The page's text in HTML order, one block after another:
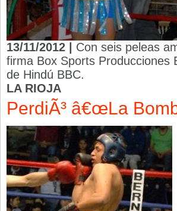
13/11/2012 | Con seis peleas
firma Box Sports Producciones
de Hindú BBC.
LA RIOJA
PerdiÃ³ â€œLa